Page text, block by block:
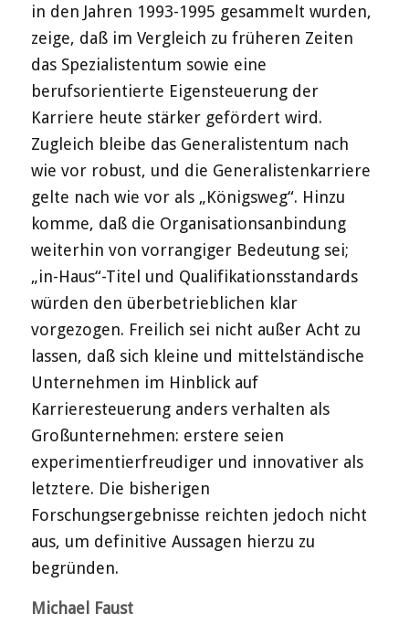
in den Jahren 1993-1995 gesammelt wurden,
zeige, daß im Vergleich zu früheren Zeiten
das Spezialistentum sowie eine
berufsorientierte Eigensteuerung der
Karriere heute stärker gefördert wird.
Zugleich bleibe das Generalistentum nach
wie vor robust, und die Generalistenkarriere
gelte nach wie vor als „Königsweg“. Hinzu
komme, daß die Organisationsanbindung
weiterhin von vorrangiger Bedeutung sei;
„in-Haus“-Titel und Qualifikationsstandards
würden den überbetrieblichen klar
vorgezogen. Freilich sei nicht außer Acht zu
lassen, daß sich kleine und mittelständische
Unternehmen im Hinblick auf
Karrieresteuerung anders verhalten als
Großunternehmen: erstere seien
experimentierfreudiger und innovativer als
letztere. Die bisherigen
Forschungsergebnisse reichten jedoch nicht
aus, um definitive Aussagen hierzu zu
begründen.
Michael Faust